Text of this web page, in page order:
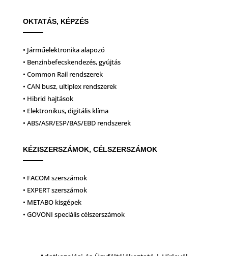
OKTATÁS, KÉPZÉS
• Járműelektronika alapozó
• Benzinbefecskendezés, gyújtás
• Common Rail rendszerek
• CAN busz, ultiplex rendszerek
• Hibrid hajtások
• Elektronikus, digitális klíma
• ABS/ASR/ESP/BAS/EBD rendszerek
KÉZISZERSZÁMOK, CÉLSZERSZÁMOK
• FACOM szerszámok
• EXPERT szerszámok
• METABO kisgépek
• GOVONI speciális célszerszámok